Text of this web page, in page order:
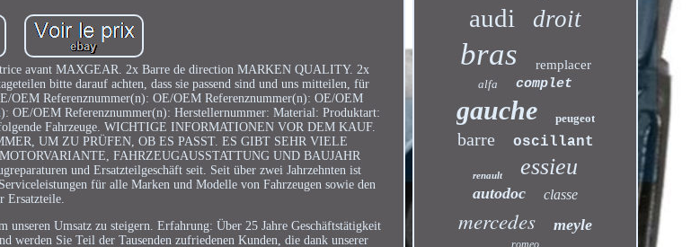
avant MAXGEAR. 2x Barre de direction MARKEN QUALITY. 2x
bitte darauf achten, dass sie passend sind und uns mitteilen, für
OEM Referenznummer(n): OE/OEM Referenznummer(n): OE/OEM
OE/OEM Referenznummer(n): Herstellernummer: Material: Produktart:
Fahrzeuge. WICHTIGE INFORMATIONEN VOR DEM KAUF.
UM ZU PRÜFEN, OB ES PASST. ES GIBT SEHR VIELE
FAHRZEUGAUSSTATTUNG UND BAUJAHR
und Ersatzteilgeschäft seit. Seit über zwei Jahrzehnten ist
für alle Marken und Modelle von Fahrzeugen sowie den
Ersatzteile.
unseren Umsatz zu steigern. Erfahrung: Über 25 Jahre Geschäftstätigkeit
Sie Teil der Tausenden zufriedenen Kunden, die dank unserer
audi droit
bras remplacer
alfa complet
gauche peugeot
barre oscillant
renault essieu
autodoc classe
mercedes meyle
romeo